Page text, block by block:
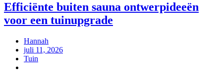
Efficiënte buiten sauna ontwerpideeën
voor een tuinupgrade
Hannah
juli 11, 2026
Tuin